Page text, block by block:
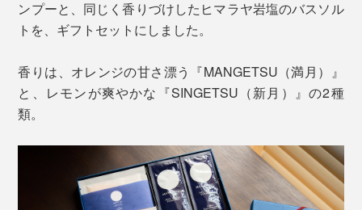
ンプーと、同じく香りづけしたヒマラヤ岩塩のバスソル
トを、ギフトセットにしました。
香りは、オレンジの甘さ漂う『MANGETSU（満月）』
と、レモンが爽やかな『SINGETSU（新月）』の2種
類。